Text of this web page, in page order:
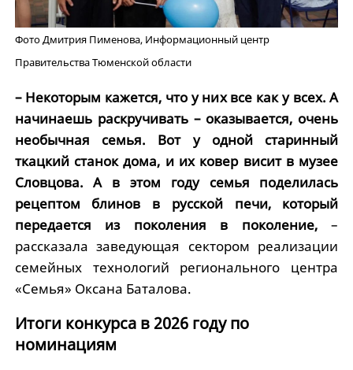
Фото Дмитрия Пименова, Информационный центр
Правительства Тюменской области
– Некоторым кажется, что у них все как у всех. А
начинаешь раскручивать – оказывается, очень
необычная семья. Вот у одной старинный
ткацкий станок дома, и их ковер висит в музее
Словцова. А в этом году семья поделилась
рецептом блинов в русской печи, который
передается из поколения в поколение,–
рассказала заведующая сектором реализации
семейных технологий регионального центра
«Семья» Оксана Баталова.
Итоги конкурса в 2026 году по
номинациям